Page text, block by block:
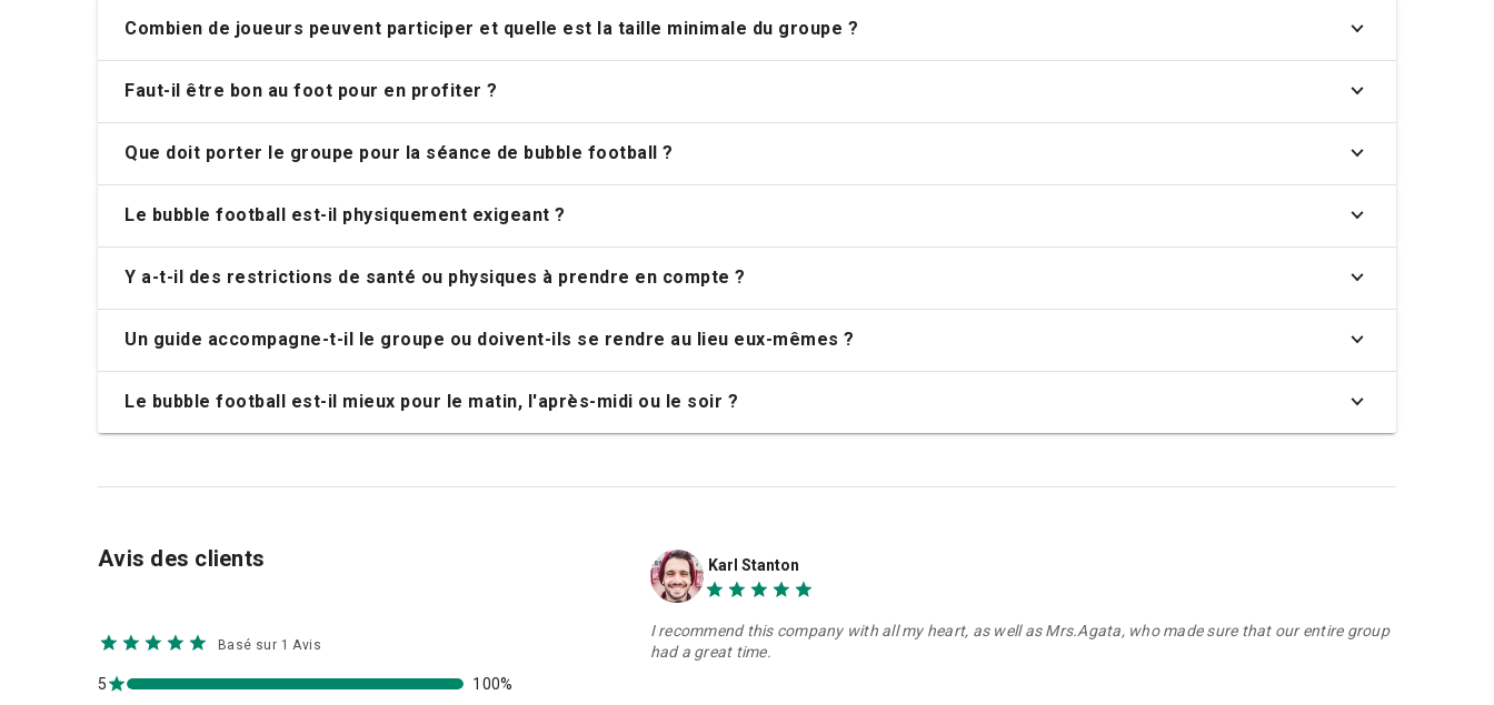
Combien de joueurs peuvent participer et quelle est la taille minimale du groupe ?
Faut-il être bon au foot pour en profiter ?
Que doit porter le groupe pour la séance de bubble football ?
Le bubble football est-il physiquement exigeant ?
Y a-t-il des restrictions de santé ou physiques à prendre en compte ?
Un guide accompagne-t-il le groupe ou doivent-ils se rendre au lieu eux-mêmes ?
Le bubble football est-il mieux pour le matin, l'après-midi ou le soir ?
Avis des clients
Basé sur 1 Avis
5 100%
Karl Stanton
I recommend this company with all my heart, as well as Mrs.Agata, who made sure that our entire group
had a great time.